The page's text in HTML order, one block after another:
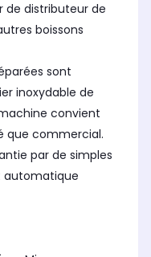
de distributeur de
boissons
sont
inoxydable de
convient
que commercial.
par de simples
automatique